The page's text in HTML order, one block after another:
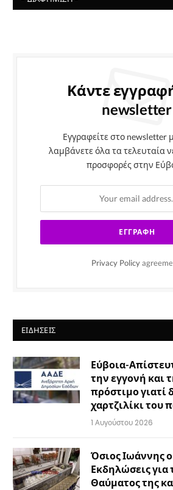
Κάντε
newsletter
Εγγραφείτε στο newsletter
λαμβάνετε όλα τα τελευταία
προσφορές στην
Privacy Policy
ΕΙΔΉΣΕΙΣ
Εύβοια-
την εγγονή και
πρόστιμο γιατί
χαρτζιλίκι του
1 Αυγούστου 2026
Όσιος Ιωάννης
Εκδηλώσεις
Θαύματος της